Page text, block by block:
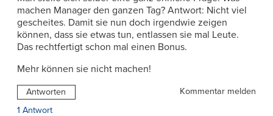
machen Manager den ganzen Tag? Antwort: Nicht viel
gescheites. Damit sie nun doch irgendwie zeigen
können, dass sie etwas tun, entlassen sie mal Leute.
Das rechtfertigt schon mal einen Bonus.
Mehr können sie nicht machen!
Antworten
Kommentar melden
1 Antwort